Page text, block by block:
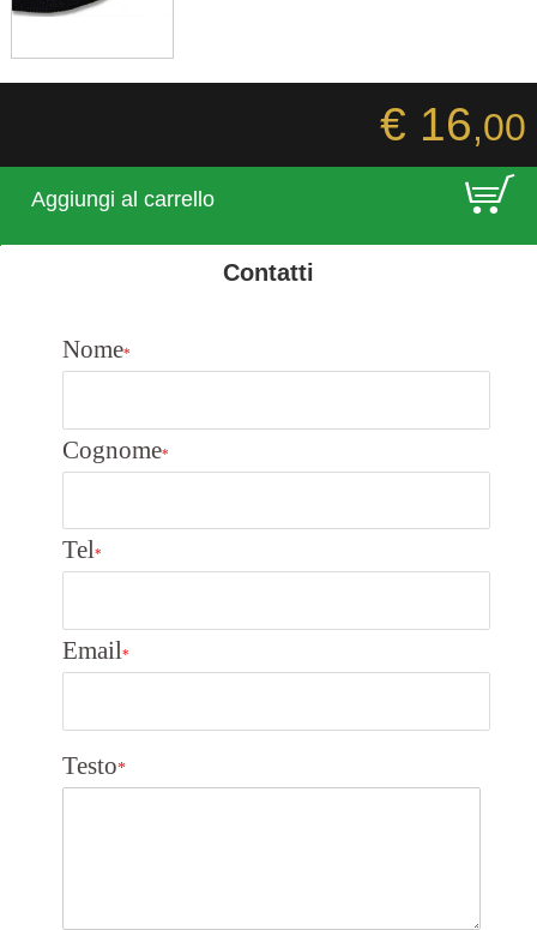
€ 16,00
Aggiungi al carrello E
Contatti
Nome*
Cognome*
Tel*
Email*
Testo*